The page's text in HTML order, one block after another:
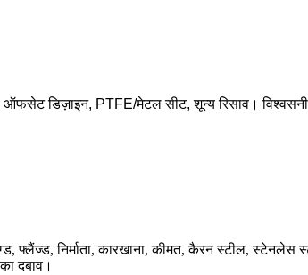
डिज़ाइन, PTFE/मेटल सीट, शून्य रिसाव। विश्वसनीय
निर्माता, कारखाना, कीमत, कैरन स्टील,
दबाव।